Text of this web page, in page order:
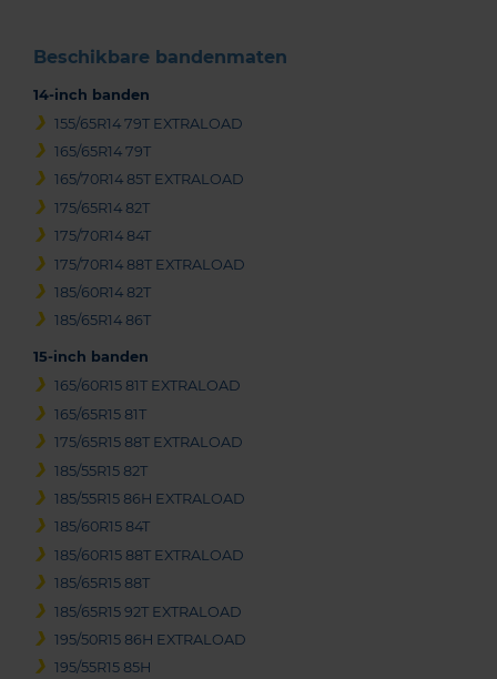
Beschikbare bandenmaten
14-inch banden
155/65R14 79T EXTRALOAD
165/65R14 79T
165/70R14 85T EXTRALOAD
175/65R14 82T
175/70R14 84T
175/70R14 88T EXTRALOAD
185/60R14 82T
185/65R14 86T
15-inch banden
165/60R15 81T EXTRALOAD
165/65R15 81T
175/65R15 88T EXTRALOAD
185/55R15 82T
185/55R15 86H EXTRALOAD
185/60R15 84T
185/60R15 88T EXTRALOAD
185/65R15 88T
185/65R15 92T EXTRALOAD
195/50R15 86H EXTRALOAD
195/55R15 85H